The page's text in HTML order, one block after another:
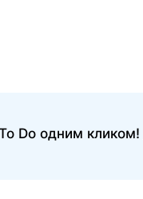
Do одним кликом!